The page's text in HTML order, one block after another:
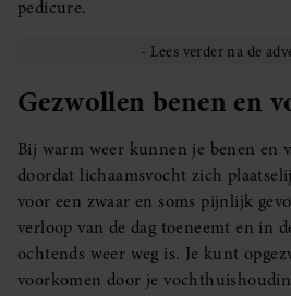
pedicure.
Gezwollen benen en
Bij warm weer kunnen je benen en
doordat lichaamsvocht zich
voor een zwaar en soms pijnlijk
verloop van de dag toeneemt en in
ochtends weer weg is. Je kunt
voorkomen door je